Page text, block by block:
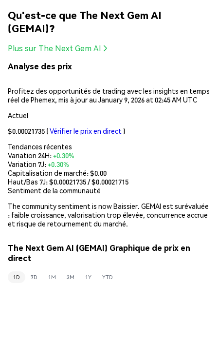
Qu'est-ce que The Next Gem AI
(GEMAI)?
Plus sur The Next Gem AI
Analyse des prix
Profitez des opportunités de trading avec les insights en temps
réel de Phemex, mis à jour au January 9, 2026 at 02:45 AM UTC
Actuel
$0.00021735 (Vérifier le prix en direct )
Tendances récentes
Variation 24H:+0.30%
Variation 7J:+0.30%
Capitalisation de marché:$0.00
Haut/Bas 7J: $0.00021735/ $0.00021715
Sentiment de la communauté
The community sentiment is now Baissier. GEMAI est surévaluée
: faible croissance, valorisation trop élevée, concurrence accrue
et risque de retournement du marché.
The Next Gem AI (GEMAI) Graphique de prix en
direct
1D 7D 1M 3M 1Y YTD